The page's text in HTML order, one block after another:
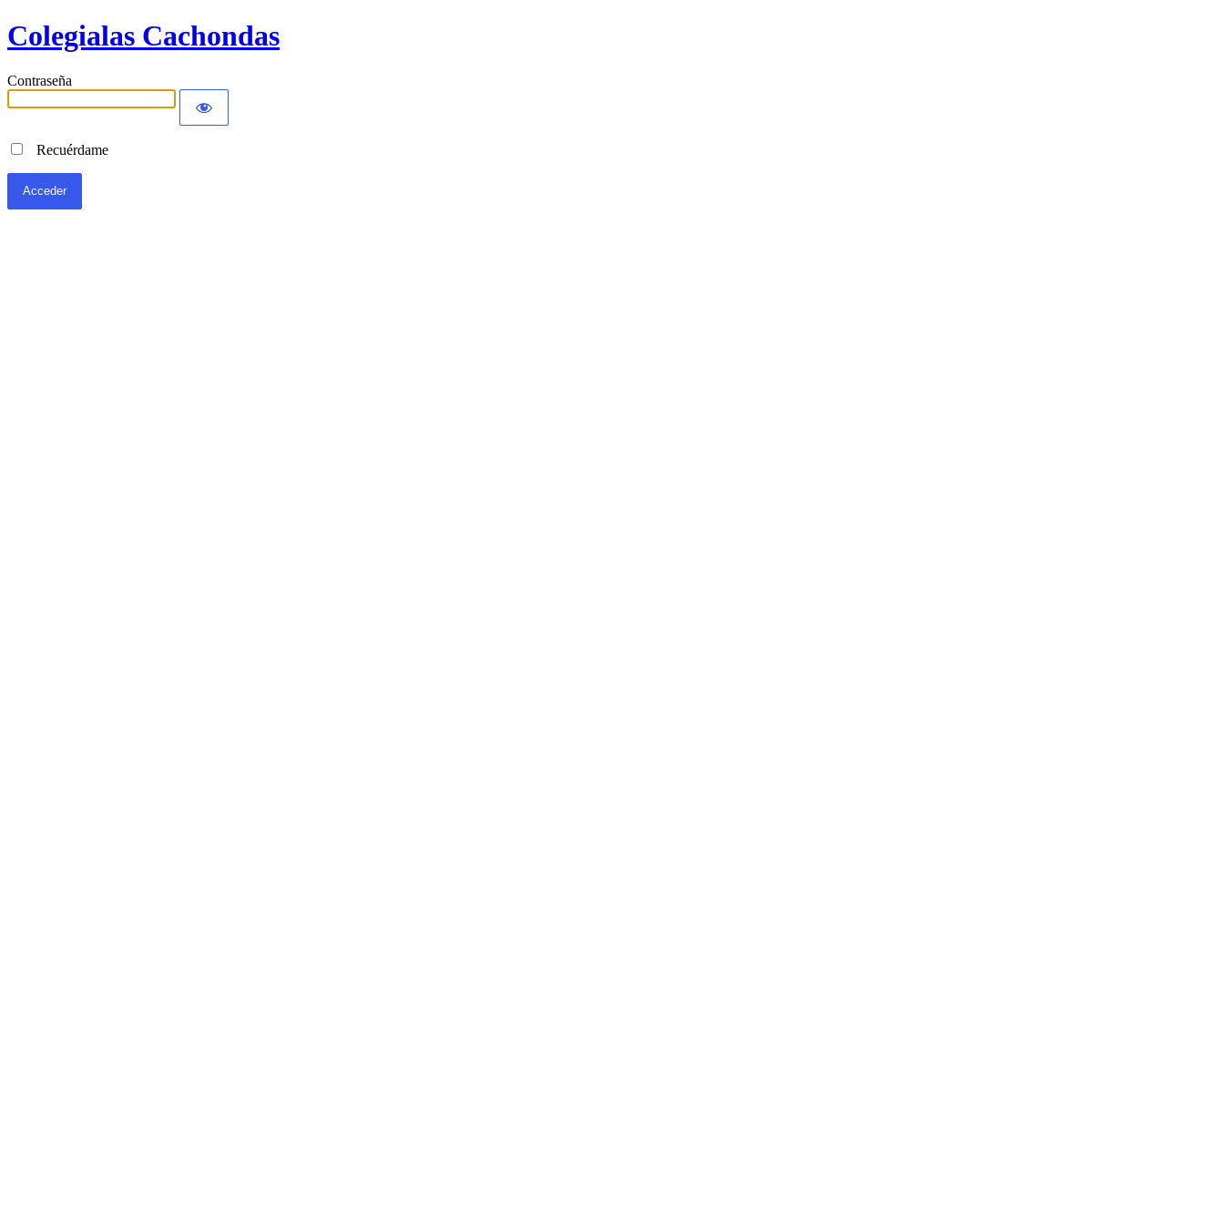
Colegialas Cachondas
Contraseña
Recuérdame